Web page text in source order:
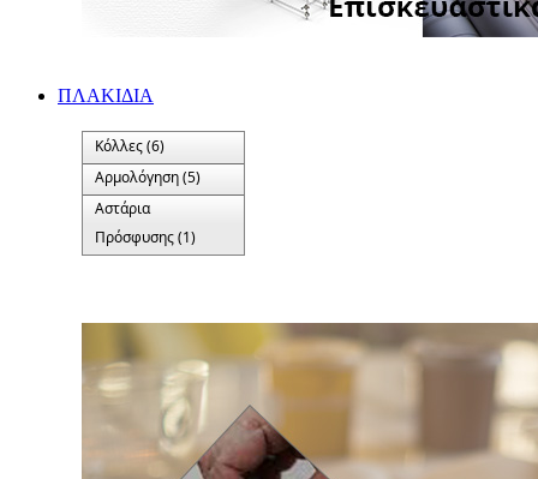
ΠΛΑΚΙΔΙA
Κόλλες (6)
Αρμολόγηση (5)
Αστάρια
Πρόσφυσης (1)